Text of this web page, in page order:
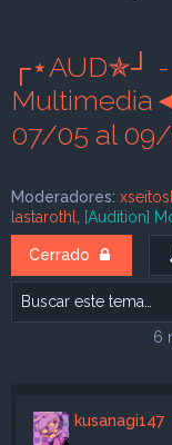
┌⋆AUD✯┘
07/05 al
Moderadores:
lastarothl
[Audition]
Cerrado
6
kusanagi147